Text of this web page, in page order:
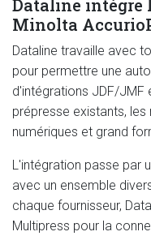
Dataline intègre
Minolta
Dataline travaille avec
pour permettre une
d'intégrations JDF/JMF
prépresse existants,
numériques et grand
L'intégration passe par
avec un ensemble
chaque fournisseur,
Multipress pour la